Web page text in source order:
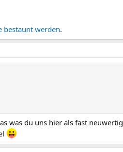
bestaunt werden.
was du uns hier als fast neuwertig